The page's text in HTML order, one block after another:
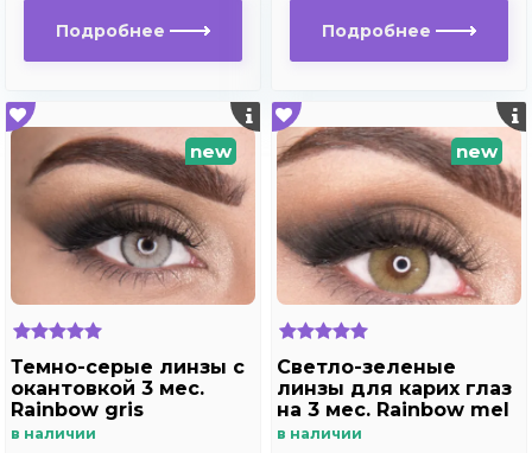
Подробнее Подробнее
new
Темно-серые линзы с
окантовкой 3 мес.
Rainbow gris
в наличии
new
Светло-зеленые
линзы для карих глаз
на 3 мес. Rainbow mel
в наличии